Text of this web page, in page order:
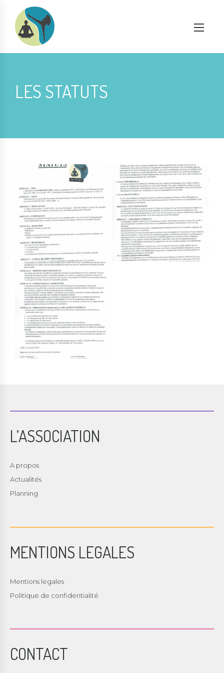
LES STATUTS
L’ASSOCIATION
A propos
Actualités
Planning
MENTIONS LEGALES
Mentions legales
Politique de confidentialité
CONTACT